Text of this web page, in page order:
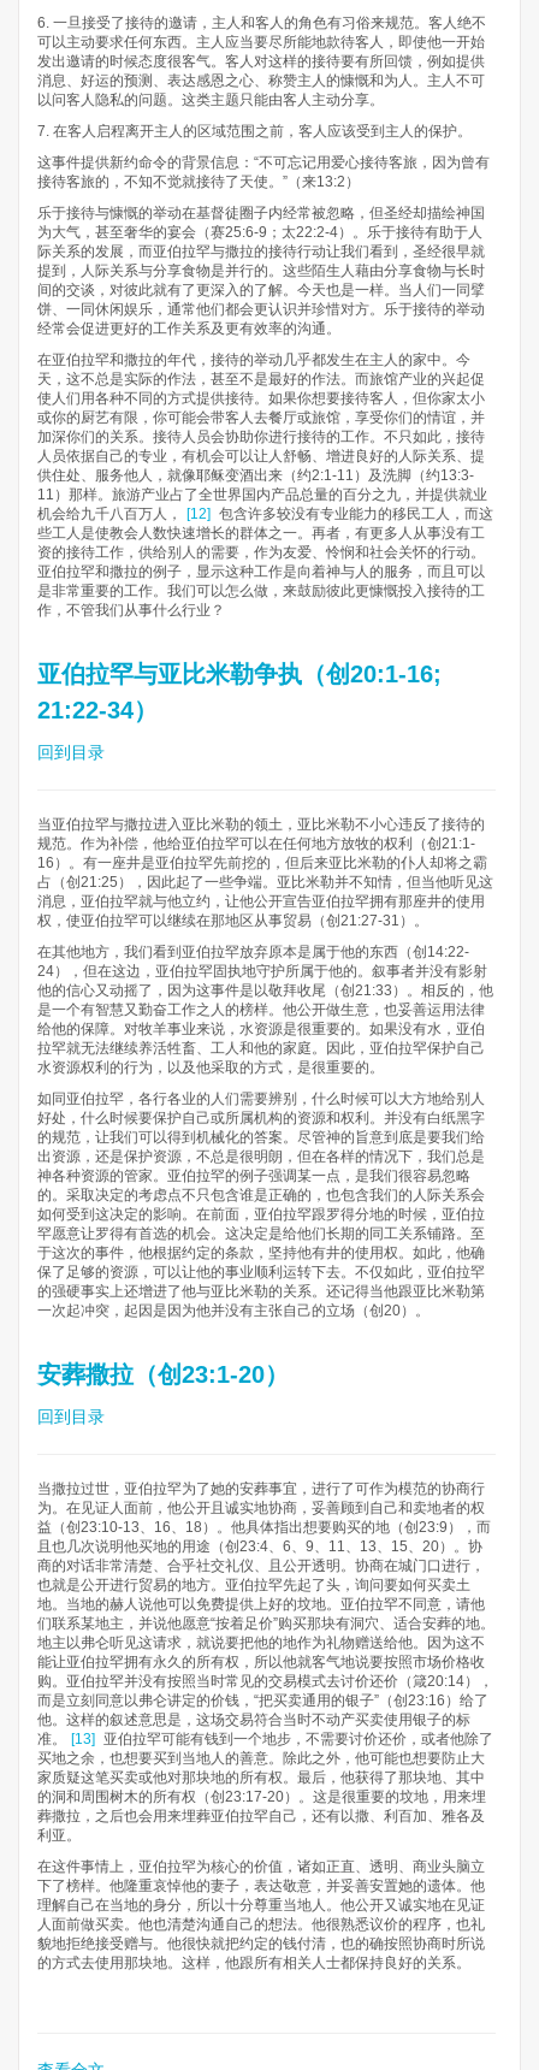
6. 一旦接受了接待的邀请，主人和客人的角色有习俗来规范。客人绝不
可以主动要求任何东西。主人应当要尽所能地款待客人，即使他一开始
发出邀请的时候态度很客气。客人对这样的接待要有所回馈，例如提供
消息、好运的预测、表达感恩之心、称赞主人的慷慨和为人。主人不可
以问客人隐私的问题。这类主题只能由客人主动分享。
7. 在客人启程离开主人的区域范围之前，客人应该受到主人的保护。
这事件提供新约命令的背景信息：“不可忘记用爱心接待客旅，因为曾有
接待客旅的，不知不觉就接待了天使。”（来13:2）
乐于接待与慷慨的举动在基督徒圈子内经常被忽略，但圣经却描绘神国
为大气，甚至奢华的宴会（赛25:6-9；太22:2-4）。乐于接待有助于人
际关系的发展，而亚伯拉罕与撒拉的接待行动让我们看到，圣经很早就
提到，人际关系与分享食物是并行的。这些陌生人藉由分享食物与长时
间的交谈，对彼此就有了更深入的了解。今天也是一样。当人们一同擘
饼、一同休闲娱乐，通常他们都会更认识并珍惜对方。乐于接待的举动
经常会促进更好的工作关系及更有效率的沟通。
在亚伯拉罕和撒拉的年代，接待的举动几乎都发生在主人的家中。今
天，这不总是实际的作法，甚至不是最好的作法。而旅馆产业的兴起促
使人们用各种不同的方式提供接待。如果你想要接待客人，但你家太小
或你的厨艺有限，你可能会带客人去餐厅或旅馆，享受你们的情谊，并
加深你们的关系。接待人员会协助你进行接待的工作。不只如此，接待
人员依据自己的专业，有机会可以让人舒畅、增进良好的人际关系、提
供住处、服务他人，就像耶稣变酒出来（约2:1-11）及洗脚（约13:3-
11）那样。旅游产业占了全世界国内产品总量的百分之九，并提供就业
机会给九千八百万人，
[12] 包含许多较没有专业能力的移民工人，而这
些工人是使教会人数快速增长的群体之一。再者，有更多人从事没有工
资的接待工作，供给别人的需要，作为友爱、怜悯和社会关怀的行动。
亚伯拉罕和撒拉的例子，显示这种工作是向着神与人的服务，而且可以
是非常重要的工作。我们可以怎么做，来鼓励彼此更慷慨投入接待的工
作，不管我们从事什么行业？
亚伯拉罕与亚比米勒争执（创20:1-16;
21:22-34）
回到目录
当亚伯拉罕与撒拉进入亚比米勒的领土，亚比米勒不小心违反了接待的
规范。作为补偿，他给亚伯拉罕可以在任何地方放牧的权利（创21:1-
16）。有一座井是亚伯拉罕先前挖的，但后来亚比米勒的仆人却将之霸
占（创21:25），因此起了一些争端。亚比米勒并不知情，但当他听见这
消息，亚伯拉罕就与他立约，让他公开宣告亚伯拉罕拥有那座井的使用
权，使亚伯拉罕可以继续在那地区从事贸易（创21:27-31）。
在其他地方，我们看到亚伯拉罕放弃原本是属于他的东西（创14:22-
24），但在这边，亚伯拉罕固执地守护所属于他的。叙事者并没有影射
他的信心又动摇了，因为这事件是以敬拜收尾（创21:33）。相反的，他
是一个有智慧又勤奋工作之人的榜样。他公开做生意，也妥善运用法律
给他的保障。对牧羊事业来说，水资源是很重要的。如果没有水，亚伯
拉罕就无法继续养活牲畜、工人和他的家庭。因此，亚伯拉罕保护自己
水资源权利的行为，以及他采取的方式，是很重要的。
如同亚伯拉罕，各行各业的人们需要辨别，什么时候可以大方地给别人
好处，什么时候要保护自己或所属机构的资源和权利。并没有白纸黑字
的规范，让我们可以得到机械化的答案。尽管神的旨意到底是要我们给
出资源，还是保护资源，不总是很明朗，但在各样的情况下，我们总是
神各种资源的管家。亚伯拉罕的例子强调某一点，是我们很容易忽略
的。采取决定的考虑点不只包含谁是正确的，也包含我们的人际关系会
如何受到这决定的影响。在前面，亚伯拉罕跟罗得分地的时候，亚伯拉
罕愿意让罗得有首选的机会。这决定是给他们长期的同工关系铺路。至
于这次的事件，他根据约定的条款，坚持他有井的使用权。如此，他确
保了足够的资源，可以让他的事业顺利运转下去。不仅如此，亚伯拉罕
的强硬事实上还增进了他与亚比米勒的关系。还记得当他跟亚比米勒第
一次起冲突，起因是因为他并没有主张自己的立场（创20）。
安葬撒拉（创23:1-20）
回到目录
当撒拉过世，亚伯拉罕为了她的安葬事宜，进行了可作为模范的协商行
为。在见证人面前，他公开且诚实地协商，妥善顾到自己和卖地者的权
益（创23:10-13、16、18）。他具体指出想要购买的地（创23:9），而
且也几次说明他买地的用途（创23:4、6、9、11、13、15、20）。协
商的对话非常清楚、合乎社交礼仪、且公开透明。协商在城门口进行，
也就是公开进行贸易的地方。亚伯拉罕先起了头，询问要如何买卖土
地。当地的赫人说他可以免费提供上好的坟地。亚伯拉罕不同意，请他
们联系某地主，并说他愿意“按着足价”购买那块有洞穴、适合安葬的地。
地主以弗仑听见这请求，就说要把他的地作为礼物赠送给他。因为这不
能让亚伯拉罕拥有永久的所有权，所以他就客气地说要按照市场价格收
购。亚伯拉罕并没有按照当时常见的交易模式去讨价还价（箴20:14），
而是立刻同意以弗仑讲定的价钱，“把买卖通用的银子”（创23:16）给了
他。这样的叙述意思是，这场交易符合当时不动产买卖使用银子的标
准。
[13]
亚伯拉罕可能有钱到一个地步，不需要讨价还价，或者他除了
买地之余，也想要买到当地人的善意。除此之外，他可能也想要防止大
家质疑这笔买卖或他对那块地的所有权。最后，他获得了那块地、其中
的洞和周围树木的所有权（创23:17-20）。这是很重要的坟地，用来埋
葬撒拉，之后也会用来埋葬亚伯拉罕自己，还有以撒、利百加、雅各及
利亚。
在这件事情上，亚伯拉罕为核心的价值，诸如正直、透明、商业头脑立
下了榜样。他隆重哀悼他的妻子，表达敬意，并妥善安置她的遗体。他
理解自己在当地的身分，所以十分尊重当地人。他公开又诚实地在见证
人面前做买卖。他也清楚沟通自己的想法。他很熟悉议价的程序，也礼
貌地拒绝接受赠与。他很快就把约定的钱付清，也的确按照协商时所说
的方式去使用那块地。这样，他跟所有相关人士都保持良好的关系。